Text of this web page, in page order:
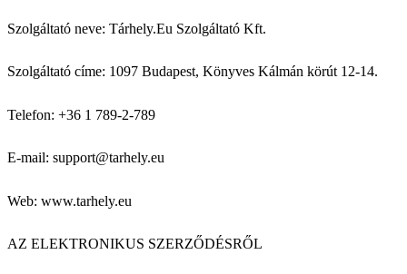
Szolgáltató neve: Tárhely.Eu Szolgáltató Kft.
Szolgáltató címe: 1097 Budapest, Könyves Kálmán körút 12-14.
Telefon: +36 1 789-2-789
E-mail: support@tarhely.eu
Web: www.tarhely.eu
AZ ELEKTRONIKUS SZERZŐDÉSRŐL